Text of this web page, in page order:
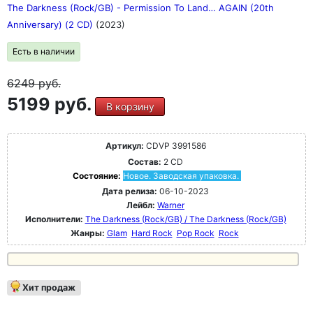
The Darkness (Rock/GB) - Permission To Land… AGAIN (20th
Anniversary) (2 CD) (2023)
Есть в наличии
6249руб.
5199 руб. В корзину
Артикул: CDVP 3991586
Состав: 2 CD
Состояние: Новое. Заводская упаковка.
Дата релиза: 06-10-2023
Лейбл: Warner
Исполнители: The Darkness (Rock/GB) / The Darkness (Rock/GB)
Жанры: Glam Hard Rock Pop Rock Rock
Хит продаж